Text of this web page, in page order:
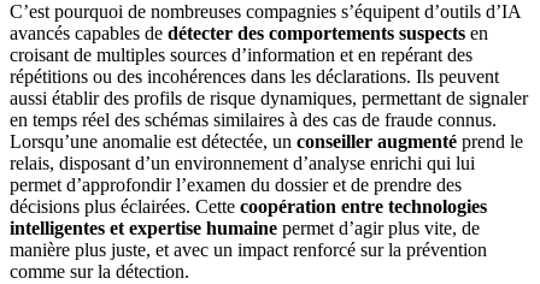
C’est pourquoi de nombreuses compagnies s’équipent d’outils d’IA
avancés capables de détecter des comportements suspects en
croisant de multiples sources d’information et en repérant des
répétitions ou des incohérences dans les déclarations. Ils peuvent
aussi établir des profils de risque dynamiques, permettant de signaler
en temps réel des schémas similaires à des cas de fraude connus.
Lorsqu’une anomalie est détectée, un conseiller augmenté prend le
relais, disposant d’un environnement d’analyse enrichi qui lui
permet d’approfondir l’examen du dossier et de prendre des
décisions plus éclairées. Cette coopération entre technologies
intelligentes et expertise humaine permet d’agir plus vite, de
manière plus juste, et avec un impact renforcé sur la prévention
comme sur la détection.